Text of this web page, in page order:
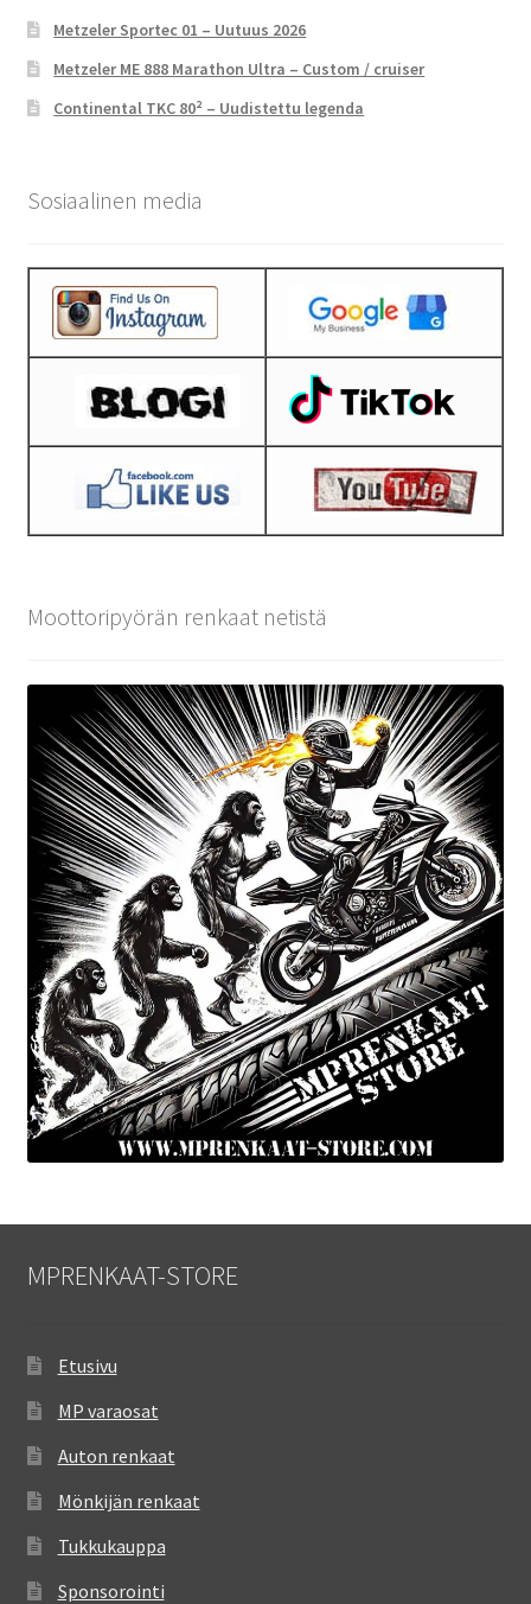
Metzeler Sportec 01 – Uutuus 2026
Metzeler ME 888 Marathon Ultra – Custom / cruiser
Continental TKC 80² – Uudistettu legenda
Sosiaalinen media
Moottoripyörän renkaat netistä
MPRENKAAT-STORE
Etusivu
MP varaosat
Auton renkaat
Mönkijän renkaat
Tukkukauppa
Sponsorointi